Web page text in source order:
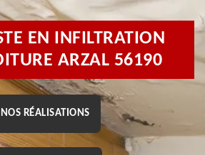
EN INFILTRATION
ARZAL 56190
NOS RÉALISATIONS